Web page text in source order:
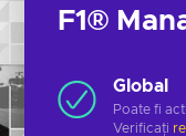
F1®
Global
Poate fi
Verificați